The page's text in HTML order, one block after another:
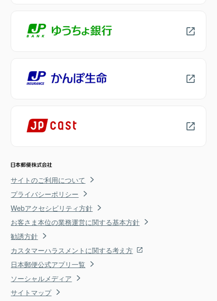
サイトのご利用について
プライバシーポリシー
Webアクセシビリティ方針
お客さま本位の業務運営に関する基本方針
勧誘方針
カスタマーハラスメントに関する考え方
日本郵便公式アプリ一覧
ソーシャルメディア
サイトマップ